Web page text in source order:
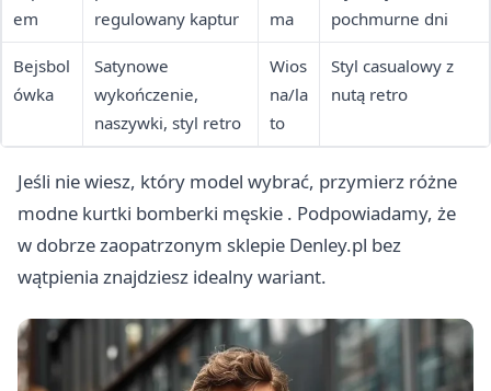
em
regulowany kaptur
ma
pochmurne dni
Bejsbol
ówka
Satynowe
wykończenie,
naszywki, styl retro
Wios
na/la
to
Styl casualowy z
nutą retro
Jeśli nie wiesz, który model wybrać, przymierz różne
modne kurtki bomberki męskie . Podpowiadamy, że
w dobrze zaopatrzonym sklepie Denley.pl bez
wątpienia znajdziesz idealny wariant.